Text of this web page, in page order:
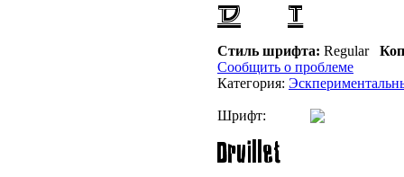
Стиль шрифта: Regular
Сообщить о проблеме
Категория:
Шрифт: